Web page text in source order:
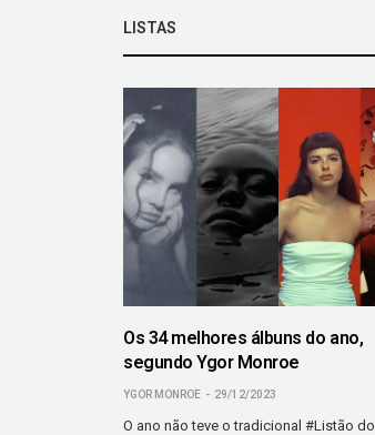
LISTAS
Os 34 melhores álbuns do ano,
segundo Ygor Monroe
YGOR MONROE 29/12/2023
O ano não teve o tradicional #Listão do